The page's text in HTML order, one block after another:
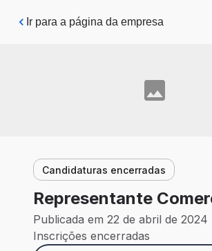
Pular para o conteúdo principal
Ir para a página da empresa
Candidaturas encerradas
Representante
Publicada em 22 de abril de 2024
Inscrições encerradas